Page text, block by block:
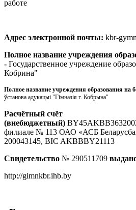
работе
Адрес электронной почты: kbr-
Полное название учреждения
- Государственное учреждение
Кобрина"
Полное название учреждения образования на
ўстанова адукацыі "Гімназія г. Кобрына"
Расчётный счёт
(внебюджетный)
филиале № 113 ОАО «АСБ
200043145, BIC AKBBBY21113
Свидетельство № 290511709
http://gimnkbr.ihb.by